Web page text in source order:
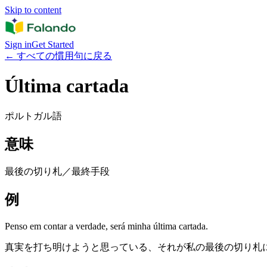
Skip to content
Sign inGet Started
← すべての慣用句に戻る
Última cartada
ポルトガル語
意味
最後の切り札／最終手段
例
Penso em contar a verdade, será minha última cartada.
真実を打ち明けようと思っている、それが私の最後の切り札